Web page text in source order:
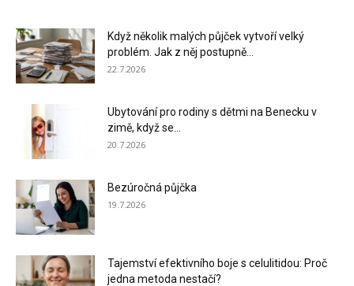
Když několik malých půjček vytvoří velký
problém. Jak z něj postupně...
22.7.2026
Ubytování pro rodiny s dětmi na Benecku v
zimě, když se...
20.7.2026
Bezúročná půjčka
19.7.2026
Tajemství efektivního boje s celulitidou: Proč
jedna metoda nestačí?